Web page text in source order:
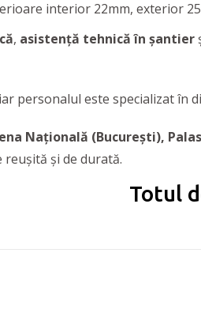
interior 22mm, exterior
, asistență tehnică în șantier
personalul este specializat în
Națională (București),
și de durată.
Totul